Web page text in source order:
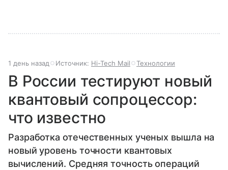
1 день назад Источник: Hi-Tech Mail Технологии
В России тестируют новый
квантовый сопроцессор:
что известно
Разработка отечественных ученых вышла на
новый уровень точности квантовых
вычислений. Средняя точность операций